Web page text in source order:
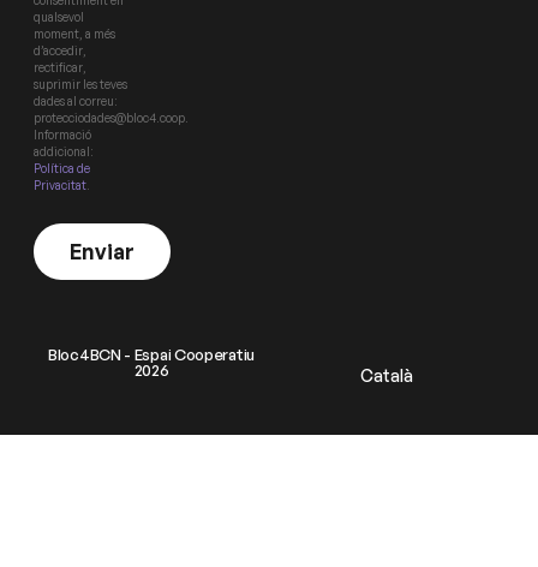
qualsevol
moment, a més
d’accedir,
rectificar,
suprimir les teves
dades al correu:
protecciodades@bloc4.coop.
Informació
addicional:
Política de
Privacitat
Enviar
Bloc4BCN - Espai Cooperatiu
2026
Català